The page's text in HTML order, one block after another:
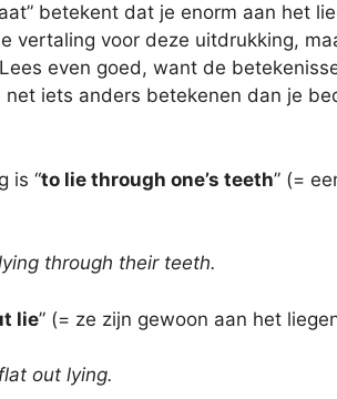
betekent dat je enorm aan het
vertaling voor deze uitdrukking,
even goed, want de
iets anders betekenen dan je
is “to lie through one’s teeth” (=
through their teeth.
lie” (= ze zijn gewoon aan het
out lying.